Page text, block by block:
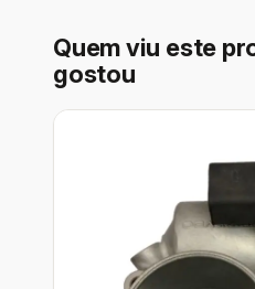
Quem viu este
gostou